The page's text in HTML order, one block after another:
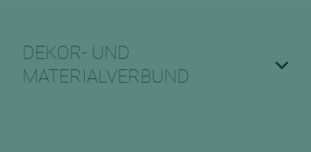
DEKOR- UND
MATERIALVERBUND